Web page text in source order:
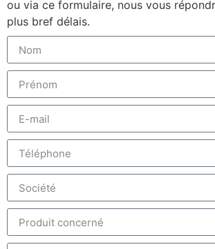
ou via ce formulaire, nous vous
plus bref délais.